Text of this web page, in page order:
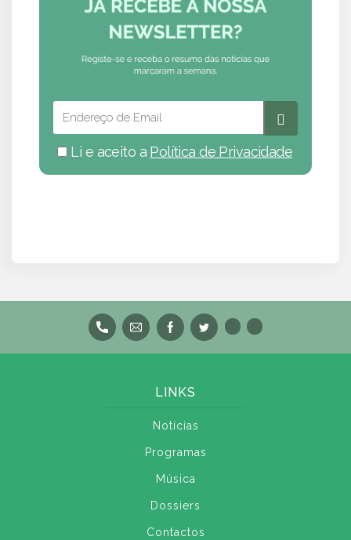
Li e aceito a Política de Privacidade
LINKS
Notícias
Programas
Música
Dossiers
Contactos